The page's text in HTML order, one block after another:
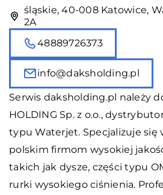
śląskie, 40-008 Katowice,
2A
48889726373
info@daksholding.pl
Serwis daksholding.pl należy
HOLDING Sp. z o.o.,
typuWaterjet. Specjalizuje się
polskim firmom wysokiej
takich jak dysze, części typu
rurki wysokiego ciśnienia.